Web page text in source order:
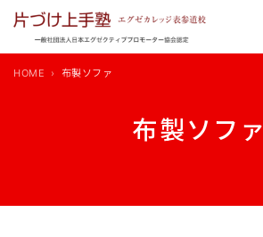
を
布製ソファ
HOME 布製ソファ